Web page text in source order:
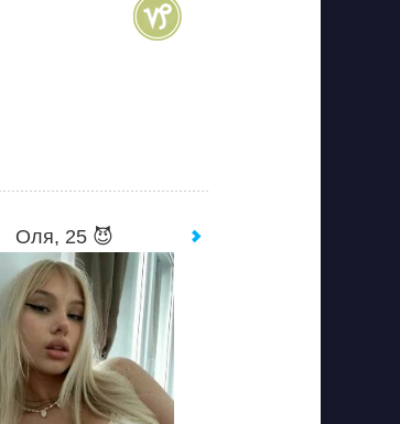
Оля, 25 😈